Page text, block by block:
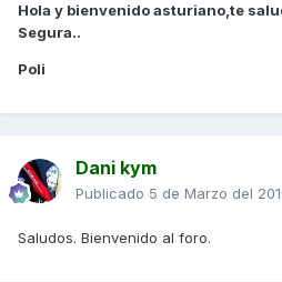
Hola y bienvenido asturiano,te
Segura..
Poli
Dani kym
Publicado 5 de Marzo del
Saludos. Bienvenido al foro.